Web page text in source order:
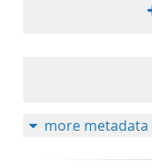
more metadata